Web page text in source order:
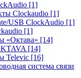
[1]
Clockaudio [1]
USB ClockAudio [1]
[1]
«Октава» [14]
[14]
Televic [16]
система связи